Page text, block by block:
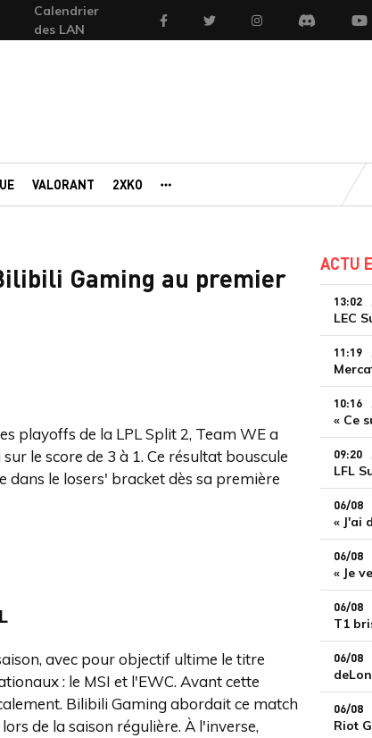
Calendrier
des LAN
FacebookTwitter InstagramDiscord
VALORANT 2XKO
Gaming au premier
playoffs de la LPL Split 2, Team WE a
le score de 3 à 1. Ce résultat bouscule
dans le losers' bracket dès sa première
avec pour objectif ultime le titre
: le MSI et l'EWC. Avant cette
Bilibili Gaming abordait ce match
de la saison régulière. À l'inverse,
ACTU
13:02
11:19
10:16
09:20
06/08
06/08
06/08
06/08
06/08